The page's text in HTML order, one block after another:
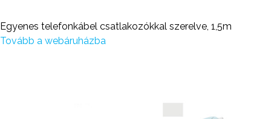
Egyenes telefonkábel csatlakozókkal szerelve, 1,5m
Tovább a webáruházba